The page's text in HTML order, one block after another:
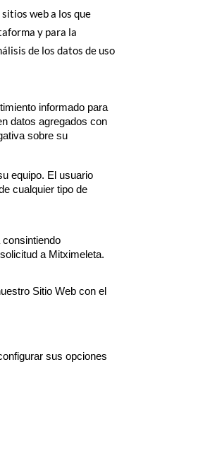
web a los que
y para la
de los datos de uso
informado para
datos agregados con
sobre su
equipo. El usuario
cualquier tipo de
a Mitximeleta.
Sitio Web con el
sus opciones